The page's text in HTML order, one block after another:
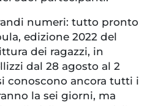
numeri: tutto pronto
edizione 2022 del
dei ragazzi, in
dal 28 agosto al 2
conoscono ancora tutti i
la sei giorni, ma